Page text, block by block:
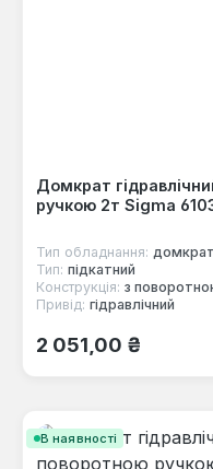
Домкрат
ручкою 2т Sigma
Тип обладнання: домкрат
Тип: підкатний
Конструкція: з
Привід: гідравлічний
Звичайна ціна:
2 051,00 ₴
В наявності